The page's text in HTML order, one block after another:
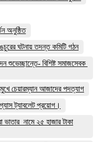
অনুষ্ঠিত
ঘটনায় তদন্ত কমিটি গঠন
শুভেচ্ছান্তে- বিশিষ্ট সমাজসেবক
চেয়ারম্যান আজাদের পদত্যাগ
ট্যাবলেট প্রয়োগ।
ভাতার নামে ২৫ হাজার টাকা